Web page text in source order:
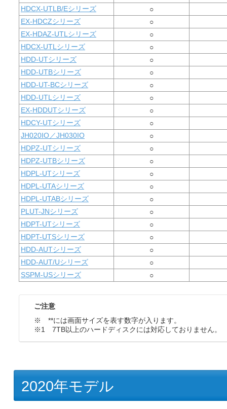
HDCX-UTLB/Eシリーズ
○
EX-HDCZシリーズ
○
EX-HDAZ-UTLシリーズ
○
HDCX-UTLシリーズ
○
HDD-UTシリーズ
○
HDD-UTBシリーズ
○
HDD-UT-BCシリーズ
○
HDD-UTLシリーズ
○
EX-HDDUTシリーズ
○
HDCY-UTシリーズ
○
JH020IO／JH030IO
○
HDPZ-UTシリーズ
○
HDPZ-UTBシリーズ
○
HDPL-UTシリーズ
○
HDPL-UTAシリーズ
○
HDPL-UTABシリーズ
○
PLUT-JNシリーズ
○
HDPT-UTシリーズ
○
HDPT-UTSシリーズ
○
HDD-AUTシリーズ
○
HDD-AUT/Uシリーズ
○
SSPM-USシリーズ
○
ご注意
※ **には画面サイズを表す数字が入ります。
※1 7TB以上のハードディスクには対応しておりません。
2020年モデル